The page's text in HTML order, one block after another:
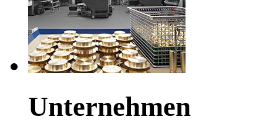
Unternehmen